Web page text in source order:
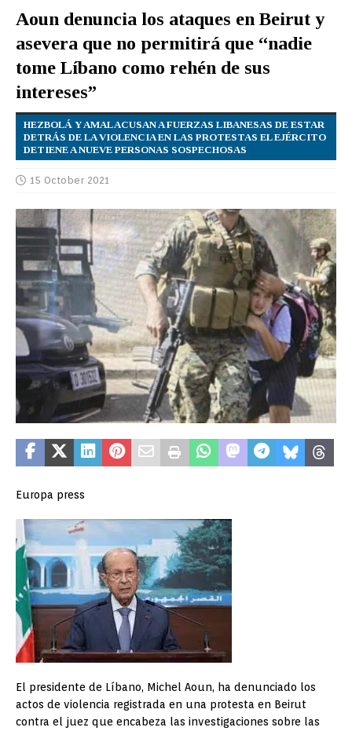
Aoun denuncia los ataques en Beirut y
asevera que no permitirá que “nadie
tome Líbano como rehén de sus
intereses”
HEZBOLÁ Y AMAL ACUSAN A FUERZAS LIBANESAS DE ESTAR
DETRÁS DE LA VIOLENCIA EN LAS PROTESTAS EL EJÉRCITO
DETIENE A NUEVE PERSONAS SOSPECHOSAS
15 October 2021
Europa press
El presidente de Líbano, Michel Aoun, ha denunciado los
actos de violencia registrada en una protesta en Beirut
contra el juez que encabeza las investigaciones sobre las